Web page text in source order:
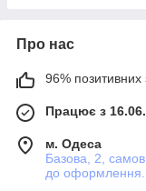
Про нас
96% позитивних
Працює з
м. Одеса
Базова, 2,
до